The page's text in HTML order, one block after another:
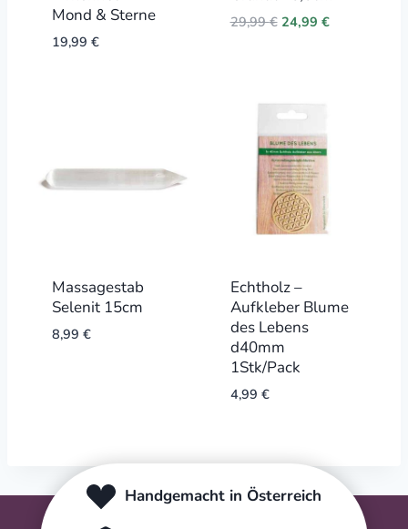
Mond & Sterne
19,99 €
29,99€ Original
24,99 €Current
Massagestab
Selenit 15cm
8,99 €
Echtholz –
Aufkleber Blume
des Lebens
d40mm
1Stk/Pack
4,99 €
Handgemacht in Österreich